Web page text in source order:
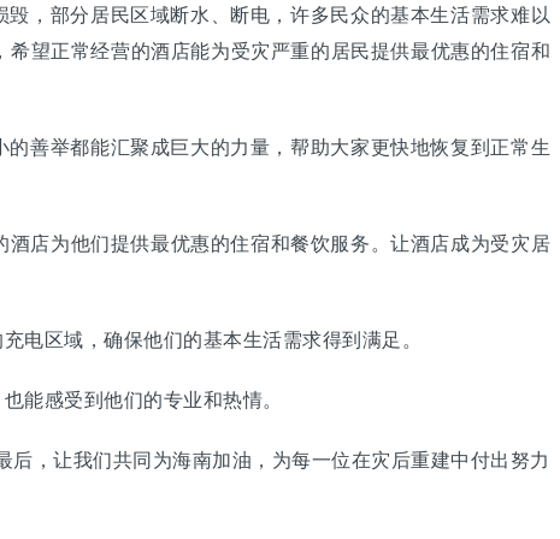
，部分居民区域断水、断电，许多民众的基本生活需求难以
望正常经营的酒店能为受灾严重的居民提供最优惠的住宿和
善举都能汇聚成巨大的力量，帮助大家更快地恢复到正常生
店为他们提供最优惠的住宿和餐饮服务。让酒店成为受灾居
电区域，确保他们的基本生活需求得到满足。
能感受到他们的专业和热情。
，让我们共同为海南加油，为每一位在灾后重建中付出努力